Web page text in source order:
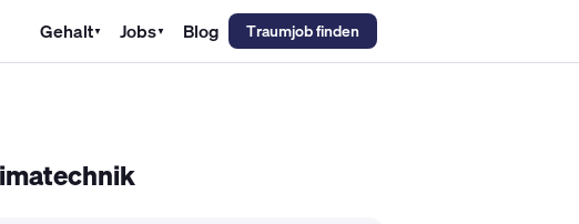
Gehalt▼ Jobs▼ Blog Traumjob finden